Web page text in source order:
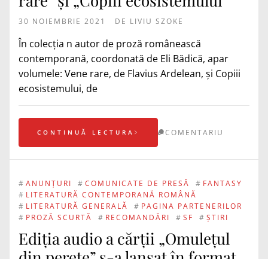
30 NOIEMBRIE 2021 DE LIVIU SZOKE
În colecția n autor de proză românească
contemporană, coordonată de Eli Bădică, apar
volumele: Vene rare, de Flavius Ardelean, și Copiii
ecosistemului, de
CONTINUĂ LECTURA COMENTARIU
# ANUNȚURI # COMUNICATE DE PRESĂ # FANTASY
# LITERATURĂ CONTEMPORANĂ ROMÂNĂ
# LITERATURĂ GENERALĂ # PAGINA PARTENERILOR
# PROZĂ SCURTĂ # RECOMANDĂRI # SF # ȘTIRI
Ediția audio a cărții „Omulețul